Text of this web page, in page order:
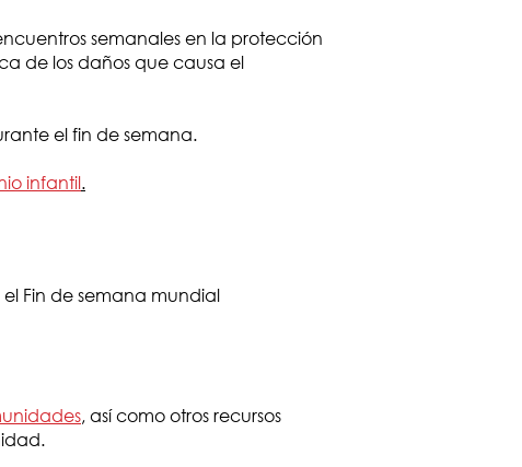
semanales en la protección
de los daños que causa el
el fin de semana.
infantil.
Fin de semana mundial
, así como otros recursos